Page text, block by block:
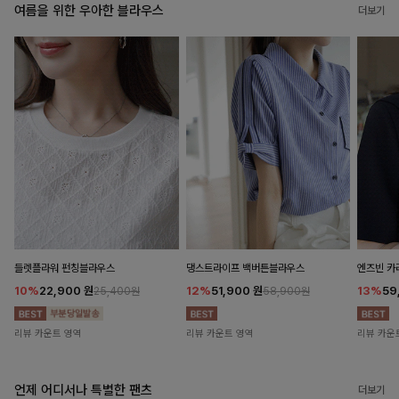
여름을 위한 우아한 블라우스 더보기
들렛플라워 펀칭블라우스
10%22,900 원25,400원
리뷰 카운트 영역
댕스트라이프 백버튼블라우스
12%51,900 원58,900원
리뷰 카운트 영역
엔즈빈
13%
리뷰 카운
언제 어디서나 특별한 팬츠 더보기